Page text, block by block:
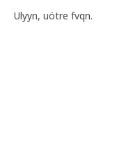
Ulyyn, uötre fvqn.